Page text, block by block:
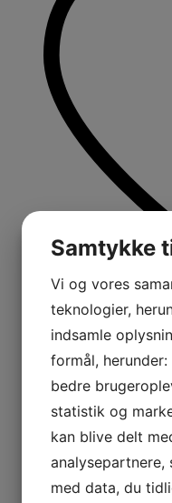
920900026
Giv dine
friskpresset
Citruspresser.
Samtykke
Vi og vores
teknologier,
indsamle
formål,
bedre
statistik og
kan blive delt
analysepartnere,
med data, du